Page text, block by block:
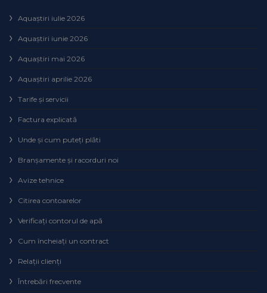
Aquaștiri iulie 2026
Aquaștiri iunie 2026
Aquaștiri mai 2026
Aquaștiri aprilie 2026
Tarife și servicii
Factura explicată
Unde și cum puteţi plăti
Branșamente și racorduri noi
Avize tehnice
Citirea contoarelor
Verificaţi contorul de apă
Cum încheiaţi un contract
Relaţii clienţi
Întrebări frecvente